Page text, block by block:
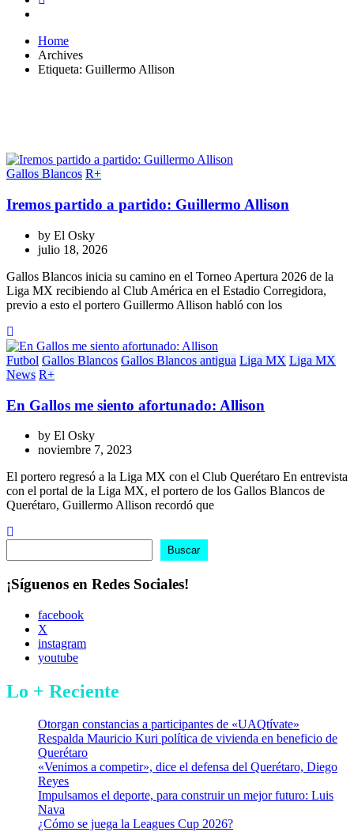
Home
Archives
Etiqueta: Guillermo Allison
Gallos Blancos R+
Iremos partido a partido: Guillermo Allison
by El Osky
julio 18, 2026
Gallos Blancos inicia su camino en el Torneo Apertura 2026 de la
Liga MX recibiendo al Club América en el Estadio Corregidora,
previo a esto el portero Guillermo Allison habló con los
Futbol Gallos Blancos Gallos Blancos antigua Liga MX Liga MX
News R+
En Gallos me siento afortunado: Allison
by El Osky
noviembre 7, 2023
El portero regresó a la Liga MX con el Club Querétaro En entrevista
con el portal de la Liga MX, el portero de los Gallos Blancos de
Querétaro, Guillermo Allison recordó que
Buscar
¡Síguenos en Redes Sociales!
facebook
X
instagram
youtube
Lo + Reciente
Otorgan constancias a participantes de «UAQtívate»
Respalda Mauricio Kuri política de vivienda en beneficio de
Querétaro
«Venimos a competir», dice el defensa del Querétaro, Diego
Reyes
Impulsamos el deporte, para construir un mejor futuro: Luis
Nava
¿Cómo se juega la Leagues Cup 2026?